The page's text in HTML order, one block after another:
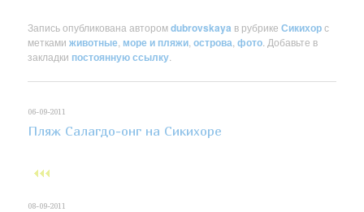
Запись опубликована авторомdubrovskaya в рубрикеСикихорс
меткамиживотные море и пляжи ,острова ,фото . Добавьте в
закладки постоянную ссылку
06-09-2011
Пляж Салагдо-онг на Сикихоре
08-09-2011